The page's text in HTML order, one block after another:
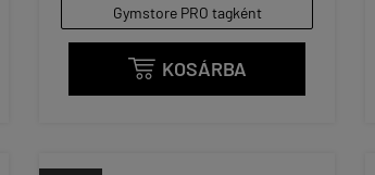
Gymstore PRO tagként
 KOSÁRBA